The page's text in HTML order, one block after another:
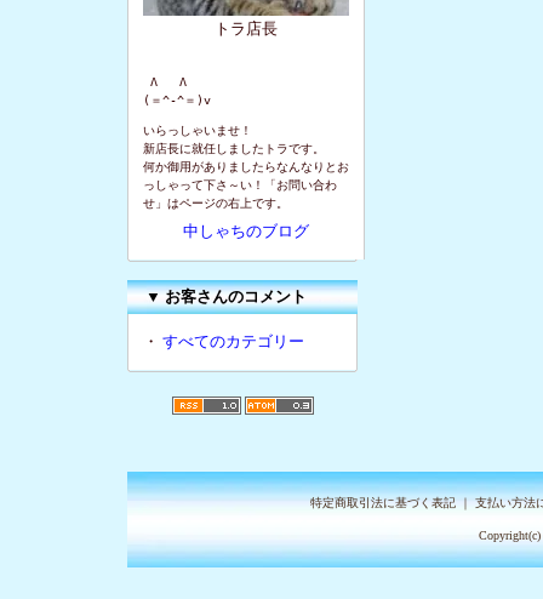
トラ店長
Λ   Λ
(＝^-^＝)v
いらっしゃいませ！
新店長に就任しましたトラです。
何か御用がありましたらなんなりとお
っしゃって下さ～い！「お問い合わ
せ」はページの右上です。
中しゃちのブログ
▼お客さんのコメント
・ すべてのカテゴリー
特定商取引法に基づく表記｜支払い方法